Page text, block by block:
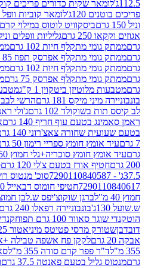
שקית כדורים פריכים קוקוס 120ג'
120ג'
לומאר קוביות וופל חלבי 115ג'
ביסקוויט לוטוס במילוי קרם לוטוס 150 גרם
גרם
גליליות וופלים וניל 250 גרם
מתקלף חיות 102 גרם
מתקלף אפרסק תפוז 85 גרם
מתקלף חיות 102 גרם
מתקלף אפרסק 75 גרם
ביטקוין 1 ק"ג
מטבעות מולטיזן 5 ש"ח 1 ק"ג
מיקס 181 גרם
הרשי לבבות אקסטרה
102 גרם
ג'ולי ראנצ'ר גומי מארז לב
עוף חריף 140 גרם
אטריות
שחורה צאצ'רוני 140 גרם
צופה
חומץ ספריי רימון 50 גרם
חומץ סוכריה+גלי חמוץ 50 גרם
פררו
אורז בטעם צ'לי 120 גרם
סוכ' מנטוס
חטיפי חומוס דבאייל 200 גרם
עיד
ברגן שוקוצ'יפס ש.לבן חמוציות 130ג'
בונבוניירה רפאלו 240 גרם
100 גרם תפוח
מרסי פטיטס מיניאטור 125ג'
עיד
לקקן פח אשפה טבילה +אבקה 40 גרם
פפר קרם סודה 355 מ"ל
בטעם פאנטה 37.5 גרם